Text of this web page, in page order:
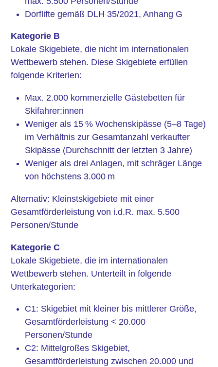
Dorflifte gemäß DLH 35/2021, Anhang G
Kategorie B
Lokale Skigebiete, die nicht im internationalen
Wettbewerb stehen. Diese Skigebiete erfüllen
folgende Kriterien:
Max. 2.000 kommerzielle Gästebetten für
Skifahrer:innen
Weniger als 15 % Wochenskipässe (5–8 Tage)
im Verhältnis zur Gesamtanzahl verkaufter
Skipässe (Durchschnitt der letzten 3 Jahre)
Weniger als drei Anlagen, mit schräger Länge
von höchstens 3.000 m
Alternativ: Kleinstskigebiete mit einer
Gesamtförderleistung von i.d.R. max. 5.500
Personen/Stunde
Kategorie C
Lokale Skigebiete, die im internationalen
Wettbewerb stehen. Unterteilt in folgende
Unterkategorien:
C1: Skigebiet mit kleiner bis mittlerer Größe,
Gesamtförderleistung < 20.000
Personen/Stunde
C2: Mittelgroßes Skigebiet,
Gesamtförderleistung zwischen 20.000 und